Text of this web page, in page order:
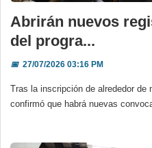
Abrirán nuevos
del progra...
📅27/07/2026 03:16 PM
Tras la inscripción de alrededor de
confirmó que habrá nuevas